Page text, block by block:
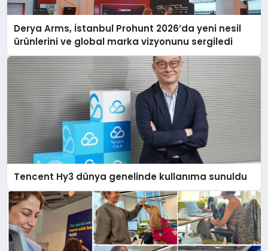
Derya Arms, İstanbul Prohunt 2026’da yeni nesil
ürünlerini ve global marka vizyonunu sergiledi
Tencent Hy3 dünya genelinde kullanıma sunuldu